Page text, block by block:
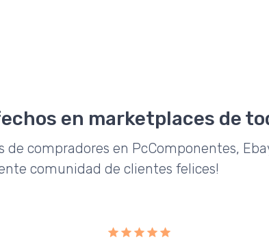
en marketplaces de
compradores en PcComponentes,
comunidad de clientes felices!